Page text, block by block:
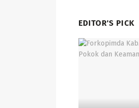
EDITOR'S PICK